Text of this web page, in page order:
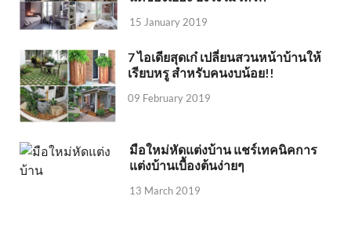
15 January 2019
7 ไอเดียสุดเก๋ เปลี่ยนสวนหน้าบ้านให้
เรียบหรู สำหรับคนงบน้อย!!
09 February 2019
มือใหม่หัดแต่งบ้าน แชร์เทคนิคการ
แต่งบ้านเบื้องต้นง่ายๆ
13 March 2019